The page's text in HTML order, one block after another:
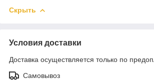
Скрыть
Условия доставки
Доставка осуществляется только по
Самовывоз